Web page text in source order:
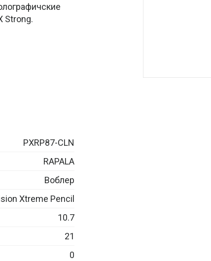
Strong.
PXRP87-CLN
RAPALA
Воблер
Xtreme Pencil
10.7
21
0